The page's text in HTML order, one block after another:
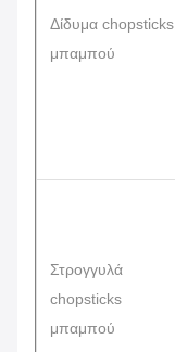
Δίδυμα chopsticks
μπαμπού
Στρογγυλά
chopsticks
μπαμπού